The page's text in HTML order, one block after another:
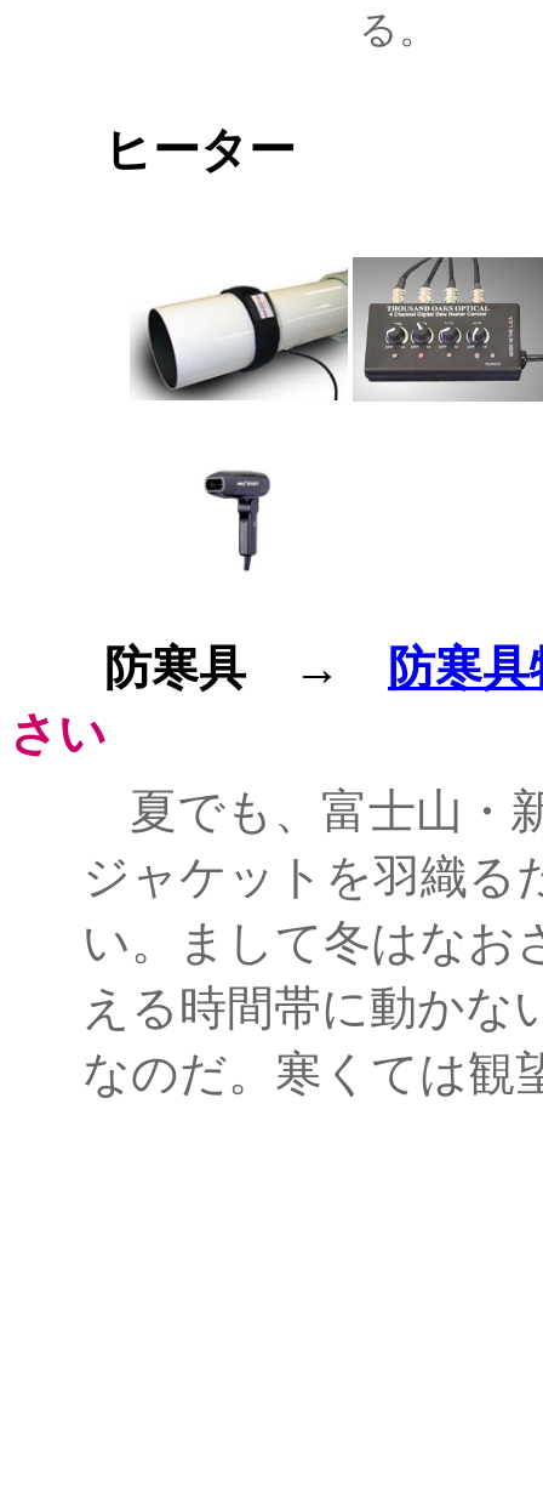
る。
ヒーター
防寒具→
防寒
さい
夏でも、富士山・
ジャケットを羽織る
い。まして冬はなお
える時間帯に動かな
なのだ。寒くては観